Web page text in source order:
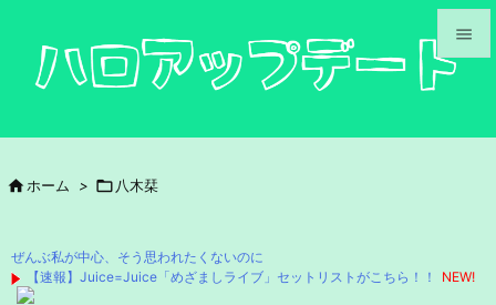



次へ
 ホーム >  八木栞
ぜんぶ私が中心、そう思われたくないのに
【速報】Juice=Juice「めざましライブ」セットリストがこちら！！
NEW!